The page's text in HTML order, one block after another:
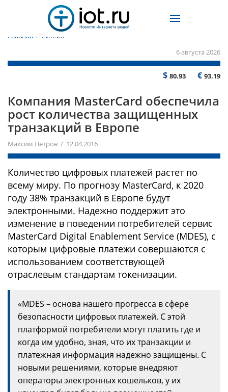
Главная / Ритейл
6 августа 2026
$ 80.93 € 93.19
​Компания MasterCard обеспечила
рост количества защищенных
транзакций в Европе
Максим Петров / 12.04.2016
Количество цифровых платежей растет по
всему миру. По прогнозу MasterCard, к 2020
году 38% транзакций в Европе будут
электронными. Надежно поддержит это
изменение в поведении потребителей сервис
MasterCard Digital Enablement Service (MDES), с
которым цифровые платежи совершаются с
использованием соответствующей
отраслевым стандартам токенизации.
«MDES – основа нашего прогресса в сфере
безопасности цифровых платежей. С этой
платформой потребители могут платить где и
когда им удобно, зная, что их транзакции и
платежная информация надежно защищены. С
новыми решениями, которые внедряют
операторы электронных кошельков, у их